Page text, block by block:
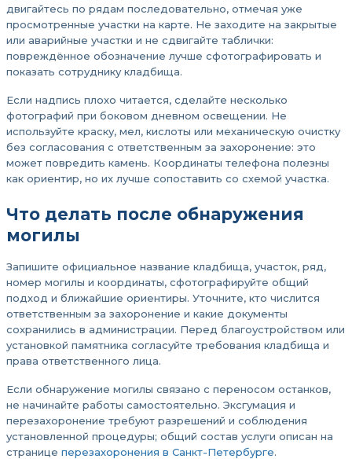
двигайтесь по рядам последовательно, отмечая уже
просмотренные участки на карте. Не заходите на закрытые
или аварийные участки и не сдвигайте таблички:
повреждённое обозначение лучше сфотографировать и
показать сотруднику кладбища.
Если надпись плохо читается, сделайте несколько
фотографий при боковом дневном освещении. Не
используйте краску, мел, кислоты или механическую очистку
без согласования с ответственным за захоронение: это
может повредить камень. Координаты телефона полезны
как ориентир, но их лучше сопоставить со схемой участка.
Что делать после обнаружения
могилы
Запишите официальное название кладбища, участок, ряд,
номер могилы и координаты, сфотографируйте общий
подход и ближайшие ориентиры. Уточните, кто числится
ответственным за захоронение и какие документы
сохранились в администрации. Перед благоустройством или
установкой памятника согласуйте требования кладбища и
права ответственного лица.
Если обнаружение могилы связано с переносом останков,
не начинайте работы самостоятельно. Эксгумация и
перезахоронение требуют разрешений и соблюдения
установленной процедуры; общий состав услуги описан на
странице перезахоронения в Санкт-Петербурге.